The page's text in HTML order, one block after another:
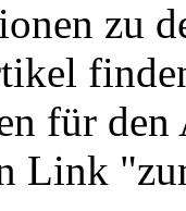
zu
für
Link